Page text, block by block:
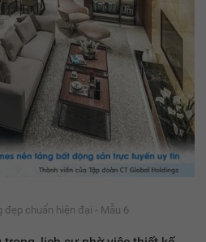
đẹp chuẩn hiện đại - Mẫu 6